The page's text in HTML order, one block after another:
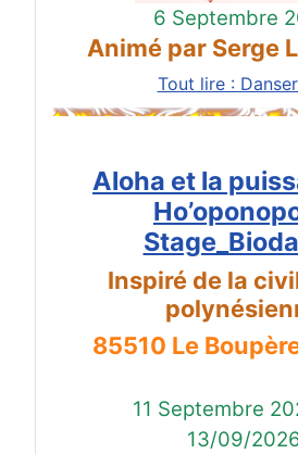
6 Septembre
Animé par Serge
Tout lire :
Aloha et la
Inspiré de la
85510 Le
11 Septembre
13/09/